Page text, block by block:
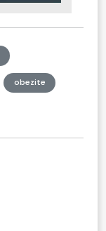
obezite